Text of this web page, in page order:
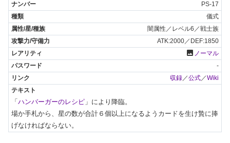
PS-17
儀式
闇属性／レベル6／戦士族
ATK:2000／DEF:1850
photo ノーマル
-
収録／公式／Wiki
「 ハンバーガーのレシピ 」により降臨。
場か手札から、星の数が合計６個以上になるようカードを生け贄に捧
げなければならない。